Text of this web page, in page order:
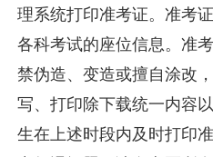
理系统打印准考证。准考
各科考试的座位信息。准
禁伪造、变造或擅自涂改
写、打印除下载统一内容
生在上述时段内及时打印